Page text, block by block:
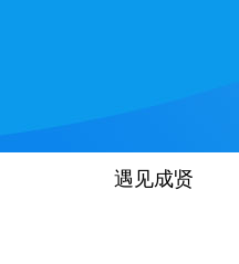
遇见成贤